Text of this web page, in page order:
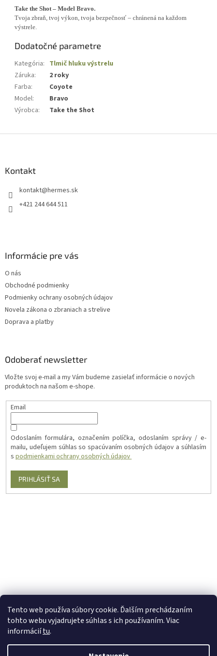
Tento web používa súbory cookie. Ďalším prechádzaním
tohto webu vyjadrujete súhlas s ich používaním. Viac
informáciítu.
Take the Shot – Model Bravo.
Tvoja zbraň, tvoj výkon, tvoja bezpečnosť – chránená na každom
výstrele.
Dodatočné parametre
Kategória: Tlmič hluku výstrelu
Záruka:
2 roky
Farba:
Coyote
Model:
Bravo
Výrobca: Take the Shot
Kontakt
kontakt@hermes.sk
+421 244 644 511
Informácie pre vás
O nás
Obchodné podmienky
Podmienky ochrany osobných údajov
Novela zákona o zbraniach a strelive
Doprava a platby
Odoberať newsletter
Vložte svoj e-mail a my Vám budeme zasielať informácie o nových
produktoch na našom e-shope.
Email
Odoslaním formulára, označením políčka, odoslaním správy / e-
mailu, udeľujem súhlas so spacúvaním osobných údajov a súhlasím
s podmienkami ochrany osobných údajov
PRIHLÁSIŤ SA